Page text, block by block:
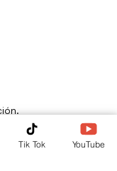
Tik Tok YouTube